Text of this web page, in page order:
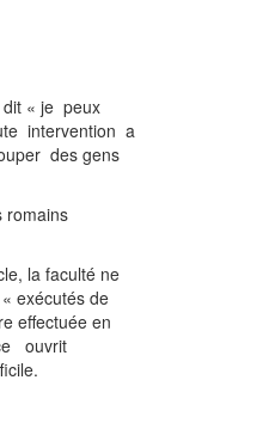
dit « je peux
intervention a
des gens
romains
la faculté ne
exécutés de
effectuée en
ouvrit